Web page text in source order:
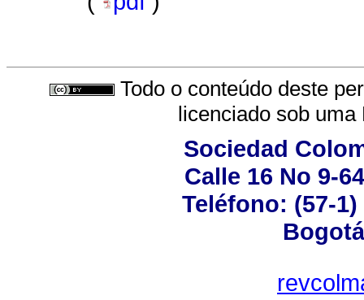
Todo o conteúdo deste
licenciado sob uma
Sociedad
Calle 16 No 9-
Teléfono: (57-1)